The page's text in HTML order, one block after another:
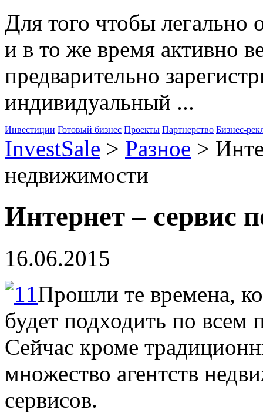
Для того чтобы легально
и в то же время активно
предварительно
индивидуальный ...
Инвестиции Готовый бизнес Проекты Партнерство Бизнес-
InvestSale > Разное >
недвижимости
Интернет – сервис
16.06.2015
Прошли те времена,
будет подходить по всем
Сейчас кроме
множество агентств
сервисов.